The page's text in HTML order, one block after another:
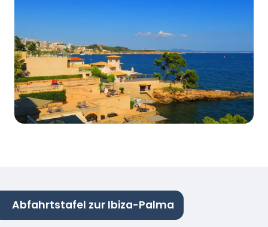
Abfahrtstafel zur Ibiza-Palma